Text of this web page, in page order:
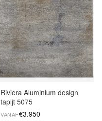
Riviera Aluminium design
tapijt 5075
VANAF€3.950